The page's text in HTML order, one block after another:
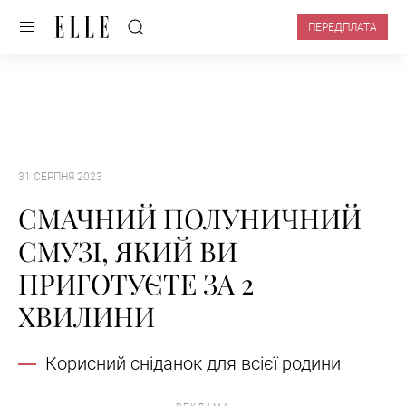
ПЕРЕДПЛАТА
31 СЕРПНЯ 2023
СМАЧНИЙ ПОЛУНИЧНИЙ
СМУЗІ, ЯКИЙ ВИ
ПРИГОТУЄТЕ ЗА 2
ХВИЛИНИ
Корисний сніданок для всієї родини